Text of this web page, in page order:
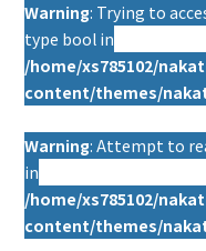
Warning: Trying to
type bool in
/home/xs785102/
content/themes/
Warning: Attempt to
in
/home/xs785102/
content/themes/